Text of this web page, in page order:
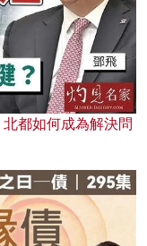
都如何成為解決問